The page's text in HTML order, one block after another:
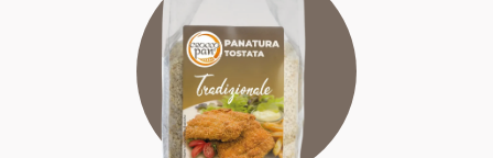
TRADIZIONALE
AUTENTICA
RAFFINATA